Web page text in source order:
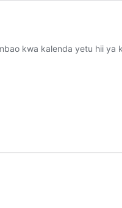
kwa kalenda yetu hii